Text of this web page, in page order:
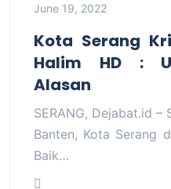
June 19, 2022
Kota Serang
Halim HD :
Alasan
SERANG, Dejabat.id –
Banten, Kota Serang
Baik…